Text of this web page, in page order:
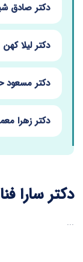
دکتر صادق
دکتر لیلا کهن
دکتر مسعود
دکتر زهرا
دکتر سارا
...